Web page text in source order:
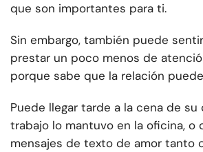
que son importantes para ti.
Sin embargo, también puede
prestar un poco menos de
porque sabe que la relación
Puede llegar tarde a la cena de
trabajo lo mantuvo en la oficina, o
mensajes de texto de amor tanto